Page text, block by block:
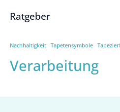
Ratgeber
Nachhaltigkeit Tapetensymbole
Verarbeitung